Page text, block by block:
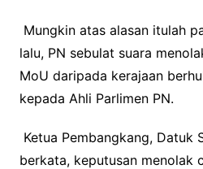
Mungkin atas alasan itulah
lalu, PN sebulat suara
MoU daripada kerajaan
kepada Ahli Parlimen PN.
Ketua Pembangkang, Datuk
berkata, keputusan menolak